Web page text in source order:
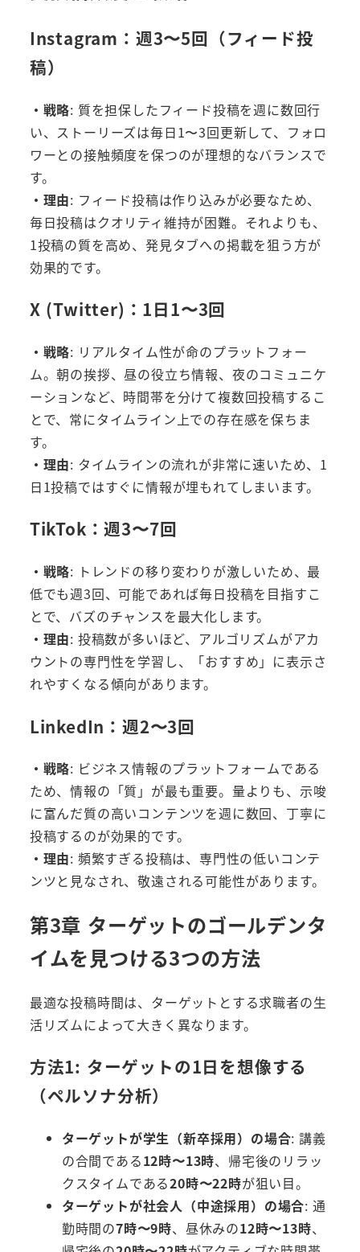
Instagram：週3〜5回（フィード投
稿）
・戦略: 質を担保したフィード投稿を週に数回行
い、ストーリーズは毎日1〜3回更新して、フォロ
ワーとの接触頻度を保つのが理想的なバランスで
す。
・理由: フィード投稿は作り込みが必要なため、
毎日投稿はクオリティ維持が困難。それよりも、
1投稿の質を高め、発見タブへの掲載を狙う方が
効果的です。
X (Twitter)：1日1〜3回
・戦略: リアルタイム性が命のプラットフォー
ム。朝の挨拶、昼の役立ち情報、夜のコミュニケ
ーションなど、時間帯を分けて複数回投稿するこ
とで、常にタイムライン上での存在感を保ちま
す。
・理由: タイムラインの流れが非常に速いため、1
日1投稿ではすぐに情報が埋もれてしまいます。
TikTok：週3〜7回
・戦略: トレンドの移り変わりが激しいため、最
低でも週3回、可能であれば毎日投稿を目指すこ
とで、バズのチャンスを最大化します。
・理由: 投稿数が多いほど、アルゴリズムがアカ
ウントの専門性を学習し、「おすすめ」に表示さ
れやすくなる傾向があります。
LinkedIn：週2〜3回
・戦略: ビジネス情報のプラットフォームである
ため、情報の「質」が最も重要。量よりも、示唆
に富んだ質の高いコンテンツを週に数回、丁寧に
投稿するのが効果的です。
・理由: 頻繁すぎる投稿は、専門性の低いコンテ
ンツと見なされ、敬遠される可能性があります。
第3章 ターゲットのゴールデンタ
イムを見つける3つの方法
最適な投稿時間は、ターゲットとする求職者の生
活リズムによって大きく異なります。
方法1: ターゲットの1日を想像する
（ペルソナ分析）
ターゲットが学生（新卒採用）の場合: 講義
の合間である12時〜13時、帰宅後のリラッ
クスタイムである20時〜22時が狙い目。
ターゲットが社会人（中途採用）の場合: 通
勤時間の7時〜9時、昼休みの12時〜13時、